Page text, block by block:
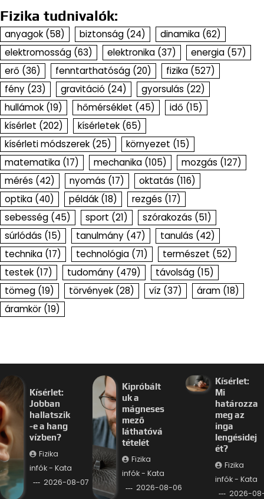
Fizika tudnivalók:
anyagok (58) biztonság (24) dinamika (62)
elektromosság (63) elektronika (37) energia (57)
erő (36) fenntarthatóság (20) fizika (527)
fény (23) gravitáció (24) gyorsulás (22)
hullámok (19) hőmérséklet (45) idő (15)
kísérlet (202) kísérletek (65)
kísérleti módszerek (25) környezet (15)
matematika (17) mechanika (105) mozgás (127)
mérés (42) nyomás (17) oktatás (116)
optika (40) példák (18) rezgés (17)
sebesség (45) sport (21) szórakozás (51)
súrlódás (15) tanulmány (47) tanulás (42)
technika (17) technológia (71) természet (52)
testek (17) tudomány (479) távolság (15)
tömeg (19) törvények (28) víz (37) áram (18)
áramkör (19)
Kísérlet:
Jobban
hallatszik
-e a hang
vízben?
Fizika
infók - Kata
2026-08-07
Kipróbált
uk a
mágneses
mező
láthatóvá
tételét
Fizika
infók - Kata
2026-08-06
Kísérlet:
Mi
határozza
meg az
inga
lengésidej
ét?
Fizika
infók - Kata
2026-